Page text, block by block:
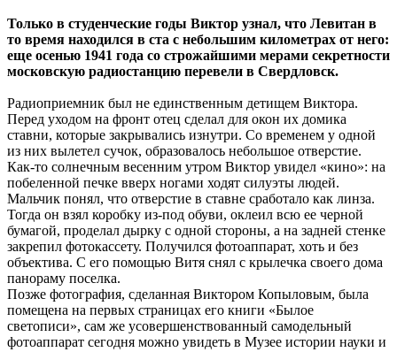
Только в студенческие годы Виктор узнал, что Левитан в
то время находился в ста с небольшим километрах от него:
еще осенью 1941 года со строжайшими мерами секретности
московскую радиостанцию перевели в Свердловск.
Радиоприемник был не единственным детищем Виктора.
Перед уходом на фронт отец сделал для окон их домика
ставни, которые закрывались изнутри. Со временем у одной
из них вылетел сучок, образовалось небольшое отверстие.
Как-то солнечным весенним утром Виктор увидел «кино»: на
побеленной печке вверх ногами ходят силуэты людей.
Мальчик понял, что отверстие в ставне сработало как линза.
Тогда он взял коробку из-под обуви, оклеил всю ее черной
бумагой, проделал дырку с одной стороны, а на задней стенке
закрепил фотокассету. Получился фотоаппарат, хоть и без
объектива. С его помощью Витя снял с крылечка своего дома
панораму поселка.
Позже фотография, сделанная Виктором Копыловым, была
помещена на первых страницах его книги «Былое
светописи», сам же усовершенствованный самодельный
фотоаппарат сегодня можно увидеть в Музее истории науки и